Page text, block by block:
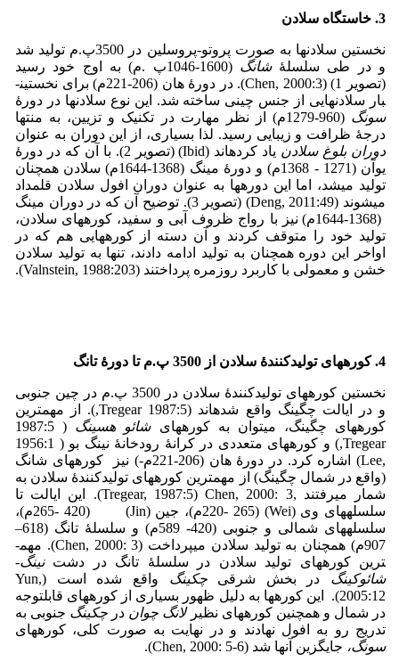
3. خاستگاه سلادن
نخستین سلادن­ها به صورت پروتو-پروسلین در 3500­پ.­م تولید شد
و در طی سلسلۀشانگ
(1600-1046­پ .م) به اوج خود رسید
(تصویر 1) (Chen, 2000:3). در دورۀ هان (206-221م) برای نخستین­
بار سلادن­هایی از جنس چینی ساخته شد. این نوع سلادن­ها در دورۀ
سونگ
(960-1279م) از نظر مهارت در تکنیک و تزیین، به منتها
درجۀ ظرافت و زیبایی رسید. لذا بسیاری، از این دوران به عنوان
دوران بلوغ سلادن
یاد کرده­اند (Ibid) (تصویر 2). با آن که در دورۀ
یوآن (1271 - 1368م) و دورۀ مینگ (1368-1644م) سلادن همچنان
تولید می­شد، اما این دوره­ها به عنوان دوران افول سلادن قلمداد
می­شوند (Deng, 2011:49) (تصویر 3). توضیح آن که در دوران مینگ
(1368-1644م) نیز با رواج ظروف آبی و سفید، کوره­های سلادن،
تولید خود را متوقف کردند و آن دسته از کوره­هایی هم که در
اواخر این دوره همچنان به تولید ادامه دادند، تنها به تولید سلادن
خشن و معمولی با کاربرد روزمره پرداختند (Valnstein, 1988:203).
4. کوره­های تولیدکنندۀ سلادن از 3500 پ.م تا دورۀ تانگ
نخستین کوره­های تولیدکنندۀ سلادن در 3500 پ.م در چین جنوبی
و در ایالت چگینگ واقع شده­اند (1987:5 Tregear,). از مهم­ترین
کوره­های چگینگ، می­توان به کوره­هایشائو هسینگ
( 1987:5
Tregear,) و کوره­های متعددی در کرانۀ رودخانۀ نینگ بو ( 1956:1
,Lee) اشاره کرد. در دورۀ هان (206-221م-) نیز کوره­های شانگ
(واقع در شمال چگینگ) از مهم­ترین کوره­های تولیدکنندۀ سلادن به
شمار می­رفتند ,Tregear, 1987:5) Chen, 2000: 3). این ایالت تا
سلسله­های وی (Wei) (220- 265م)، جین (­Jin) (265- 420م)،
سلسله­های شمالی و جنوبی (420- 589م) و سلسلۀ تانگ (618–
907م) همچنان به تولید سلادن می­پرداخت (Chen, 2000: 3). مهم­
ترین کوره­های تولید سلادن در سلسلۀ تانگ در دشتنینگ-
شائوکینگ در بخش شرقیچکینگ
واقع شده ­است (­Yun,
2005:12). این کوره­ها به دلیل ظهور بسیاری از کوره­های قابل­توجه
در شمال و همچنین کوره­های نظیرلانگ چوان در چکینگ جنوبی به
تدریج رو به افول نهادند و در نهایت به صورت کلی، کوره­های
سونگ، جایگزین آنها شد (Chen, 2000: 5-6).